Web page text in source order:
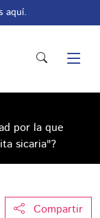
aquí.
por la que
sicaria"?
Compartir